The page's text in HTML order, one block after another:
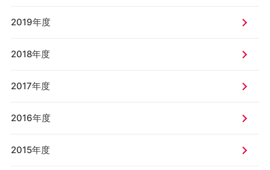
2019年度
2018年度
2017年度
2016年度
2015年度